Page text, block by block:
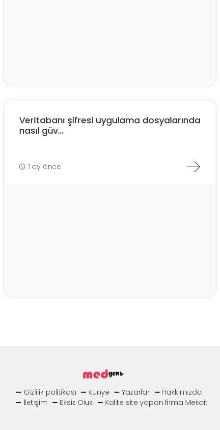
Veritabanı şifresi uygulama dosyalarında
nasıl güv...
1 ay önce
Gizlilik politikası Künye Yazarlar
Hakkımızda
İletişim
Eksiz Oluk Kalite site yapan firma Mekait